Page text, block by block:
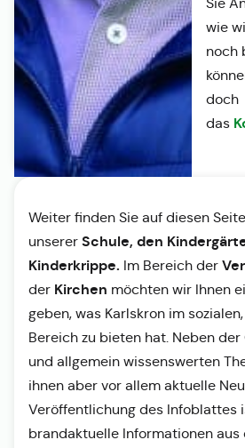
wie
noch
doch
das
Weiter finden Sie auf diesen
unserer Schule, den
Kinderkrippe. Im Bereich der
der Kirchen möchten wir Ihnen
geben, was Karlskron im
Bereich zu bieten hat. Neben
und allgemein wissenswerten
ihnen aber vor allem aktuelle
Veröffentlichung des Infoblattes
brandaktuelle Informationen aus